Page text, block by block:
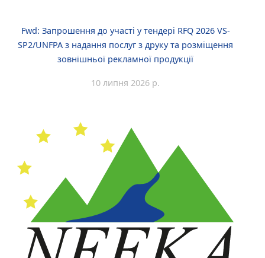
Fwd: Запрошення до участі у тендері RFQ 2026 VS-
SP2/UNFPA з надання послуг з друку та розміщення
зовнішньої рекламної продукції
10 липня 2026 р.